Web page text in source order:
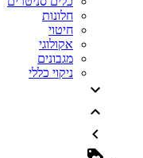
חלונות
חיטוי
אקולוגי
מגבונים
ניקוי כללי